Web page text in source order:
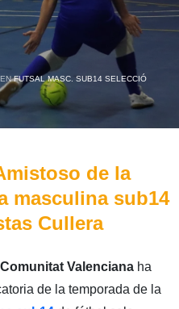
ENFUTSAL MASC. SUB14 SELECCIÓ
de la
masculina sub14
Cullera
Valencianaha
de la temporada de la